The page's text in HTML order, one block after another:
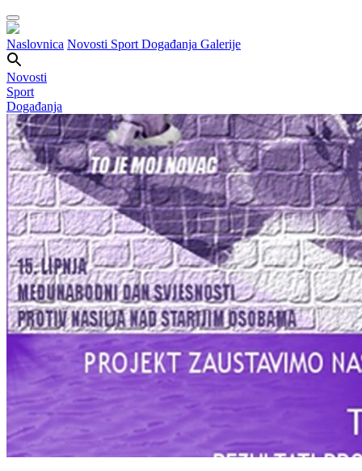
Naslovnica Novosti Sport Događanja Galerije
Novosti
Sport
Događanja